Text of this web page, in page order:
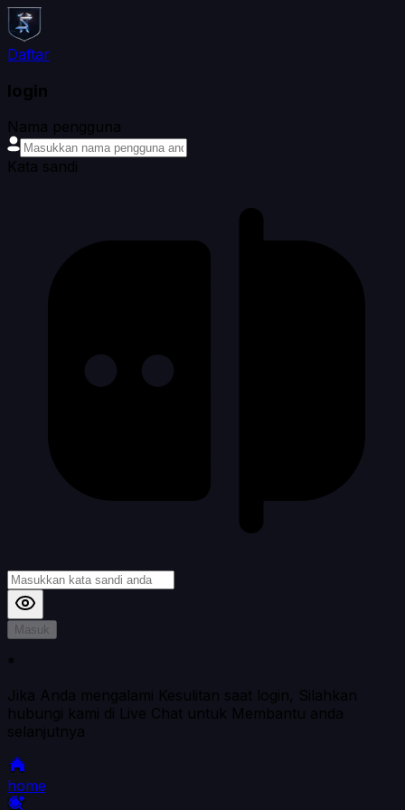
Daftar
login
Nama pengguna
Kata sandi
Masuk
*
Jika Anda mengalami Kesulitan saat login, Silahkan
hubungi kami di Live Chat untuk Membantu anda
selanjutnya
home